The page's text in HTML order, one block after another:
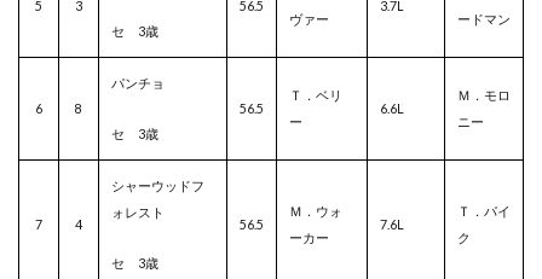
5 3
セ 3歳
56.5
ヴァー
3.7L
ードマン
6 8
パンチョ
セ 3歳
56.5
Ｔ．ベリ
ー
6.6L
Ｍ．モロ
ニー
7 4
シャーウッドフ
ォレスト
セ 3歳
56.5
Ｍ．ウォ
ーカー
7.6L
Ｔ．パイ
ク